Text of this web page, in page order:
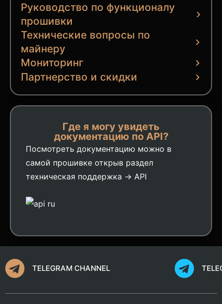
Руководство по функционалу
прошивки
Технические вопросы по
майнеру
Мониторинг
Партнерство и скидки
Где я могу увидеть
документацию по API?
Посмотреть документацию можно в
самой прошивке открыв раздел
техническая поддержка → API
TELEGRAM CHANNEL